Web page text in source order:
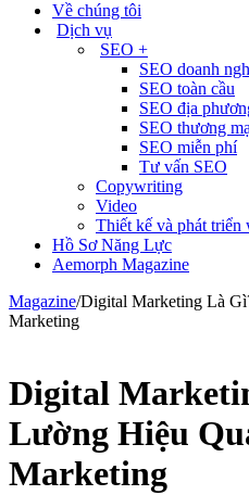
Về chúng tôi
Dịch vụ
SEO +
SEO doanh
SEO toàn cầu
SEO địa
SEO thương
SEO miễn phí
Tư vấn SEO
Copywriting
Video
Thiết kế và phát triển
Hồ Sơ Năng Lực
Aemorph Magazine
Magazine/Digital Marketing Là
Marketing
Digital
Lường Hiệu
Marketing